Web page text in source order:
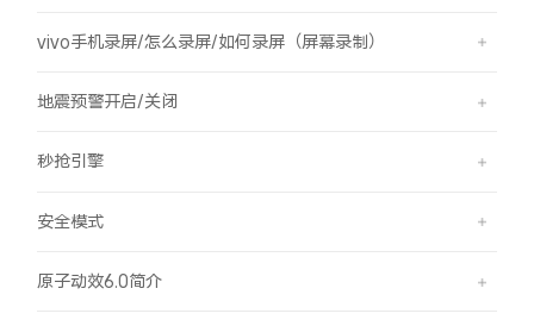
vivo手机录屏/怎么录屏/如何录屏（屏幕录制）
地震预警开启/关闭
秒抢引擎
安全模式
原子动效6.0简介